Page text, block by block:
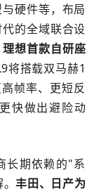
硬件等，布局
的全域联合设
理想首款自研座
将搭载双马赫1
帧率、更短反
快做出避险动
长期依赖的"系
。丰田、日产为